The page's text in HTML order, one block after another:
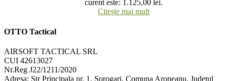
curent este: 1.125,00 lei.
Citește mai mult
OTTO Tactical
AIRSOFT TACTICAL SRL
CUI 42613027
Nr.Reg J22/1211/2020
Adresa: Str Principala nr. 1 , Șorogari, Comuna Aroneanu, Județul